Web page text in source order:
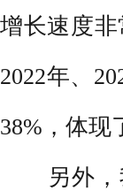
增长速度
2022年、
38%，体现
另外，我